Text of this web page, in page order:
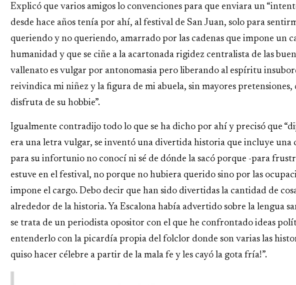
Explicó que varios amigos lo convenciones para que enviara un
desde hace años tenía por ahí, al festival de San Juan, solo para
queriendo y no queriendo, amarrado por las cadenas que impone un
humanidad y que se ciñe a la acartonada rigidez centralista de las
vallenato es vulgar por antonomasia pero liberando al espíritu
reivindica mi niñez y la figura de mi abuela, sin mayores pretensiones,
disfruta de su hobbie”.
Igualmente contradijo todo lo que se ha dicho por ahí y precisó que
era una letra vulgar, se inventó una divertida historia que incluye una
para su infortunio no conocí ni sé de dónde la sacó porque -para
estuve en el festival, no porque no hubiera querido sino por las
impone el cargo. Debo decir que han sido divertidas la cantidad de
alrededor de la historia. Ya Escalona había advertido sobre la lengua
se trata de un periodista opositor con el que he confrontado ideas
entenderlo con la picardía propia del folclor donde son varias las
quiso hacer célebre a partir de la mala fe y les cayó la gota fría!”.